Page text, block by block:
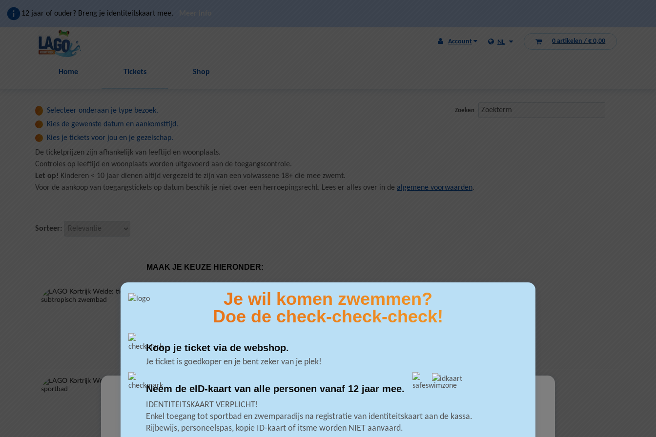
Naar hoofdinhoud
Je wil komen zwemmen?
Doe de check-check-check!
Koop je ticket via de webshop.
Je ticket is goedkoper en je bent zeker van je plek!
Neem de eID-kaart van alle personen vanaf 12 jaar mee.
IDENTITEITSKAART VERPLICHT!
Enkel toegang tot sportbad en zwemparadijs na registratie van identiteitskaart aan de kassa.
Rijbewijs, personeelspas, kopie ID-kaart of itsme worden NIET aanvaard.
12 jaar of ouder? Breng je identiteitskaart mee.
Account NL 0 artikelen /€ 0,00
Home Tickets Shop
Selecteer onderaan je type bezoek.
Kies de gewenste datum en aankomsttijd.
Kies je tickets voor jou en je gezelschap.
De ticketprijzen zijn afhankelijk van leeftijd en woonplaats.
Controles op leeftijd en woonplaats worden uitgevoerd aan de toegangscontrole.
Let op! Kinderen < 10 jaar dienen altijd vergezeld te zijn van een volwassene 18+ die mee zwemt.
Voor de aankoop van toegangstickets op datum beschik je niet over een herroepingsrecht. Lees er alles over in de algemene voorwaarden.
Zoeken
Sorteer:
MAAK JE KEUZE HIERONDER:
LAGO Kortrijk Weide: tickets subtropisch zwembad
LAGO Kortrijk Weide: tickets sportbadDeze website maakt gebruik van cookies
Als je voortgaat met surfen op deze website, ga je akkoord met onze